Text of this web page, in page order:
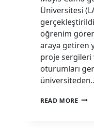
Üniversitesi
öğrenim
araya getiren
proje
oturumları
READ MORE“GENÇ